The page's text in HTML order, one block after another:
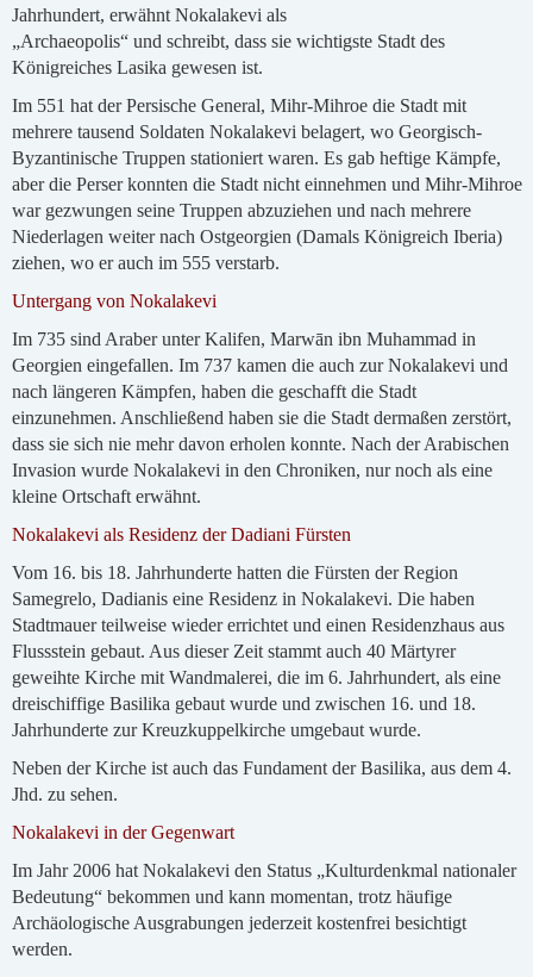
Jahrhundert, erwähnt Nokalakevi als
„Archaeopolis“ und schreibt, dass sie wichtigste Stadt des
Königreiches Lasika gewesen ist.
Im 551 hat der Persische General, Mihr-Mihroe die Stadt mit
mehrere tausend Soldaten Nokalakevi belagert, wo Georgisch-
Byzantinische Truppen stationiert waren. Es gab heftige Kämpfe,
aber die Perser konnten die Stadt nicht einnehmen und Mihr-Mihroe
war gezwungen seine Truppen abzuziehen und nach mehrere
Niederlagen weiter nach Ostgeorgien (Damals Königreich Iberia)
ziehen, wo er auch im 555 verstarb.
Untergang von Nokalakevi
Im 735 sind Araber unter Kalifen, Marwān ibn Muhammad in
Georgien eingefallen. Im 737 kamen die auch zur Nokalakevi und
nach längeren Kämpfen, haben die geschafft die Stadt
einzunehmen. Anschließend haben sie die Stadt dermaßen zerstört,
dass sie sich nie mehr davon erholen konnte. Nach der Arabischen
Invasion wurde Nokalakevi in den Chroniken, nur noch als eine
kleine Ortschaft erwähnt.
Nokalakevi als Residenz der Dadiani Fürsten
Vom 16. bis 18. Jahrhunderte hatten die Fürsten der Region
Samegrelo, Dadianis eine Residenz in Nokalakevi. Die haben
Stadtmauer teilweise wieder errichtet und einen Residenzhaus aus
Flussstein gebaut. Aus dieser Zeit stammt auch 40 Märtyrer
geweihte Kirche mit Wandmalerei, die im 6. Jahrhundert, als eine
dreischiffige Basilika gebaut wurde und zwischen 16. und 18.
Jahrhunderte zur Kreuzkuppelkirche umgebaut wurde.
Neben der Kirche ist auch das Fundament der Basilika, aus dem 4.
Jhd. zu sehen.
Nokalakevi in der Gegenwart
Im Jahr 2006 hat Nokalakevi den Status „Kulturdenkmal nationaler
Bedeutung“ bekommen und kann momentan, trotz häufige
Archäologische Ausgrabungen jederzeit kostenfrei besichtigt
werden.